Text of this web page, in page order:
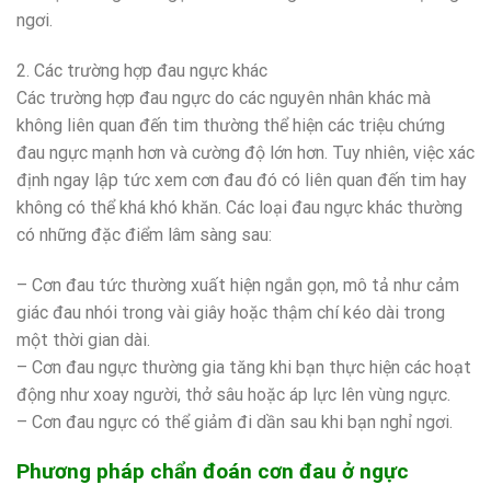
ngơi.
2. Các trường hợp đau ngực khác
Các trường hợp đau ngực do các nguyên nhân khác mà
không liên quan đến tim thường thể hiện các triệu chứng
đau ngực mạnh hơn và cường độ lớn hơn. Tuy nhiên, việc xác
định ngay lập tức xem cơn đau đó có liên quan đến tim hay
không có thể khá khó khăn. Các loại đau ngực khác thường
có những đặc điểm lâm sàng sau:
– Cơn đau tức thường xuất hiện ngắn gọn, mô tả như cảm
giác đau nhói trong vài giây hoặc thậm chí kéo dài trong
một thời gian dài.
– Cơn đau ngực thường gia tăng khi bạn thực hiện các hoạt
động như xoay người, thở sâu hoặc áp lực lên vùng ngực.
– Cơn đau ngực có thể giảm đi dần sau khi bạn nghỉ ngơi.
Phương pháp chẩn đoán cơn đau ở ngực